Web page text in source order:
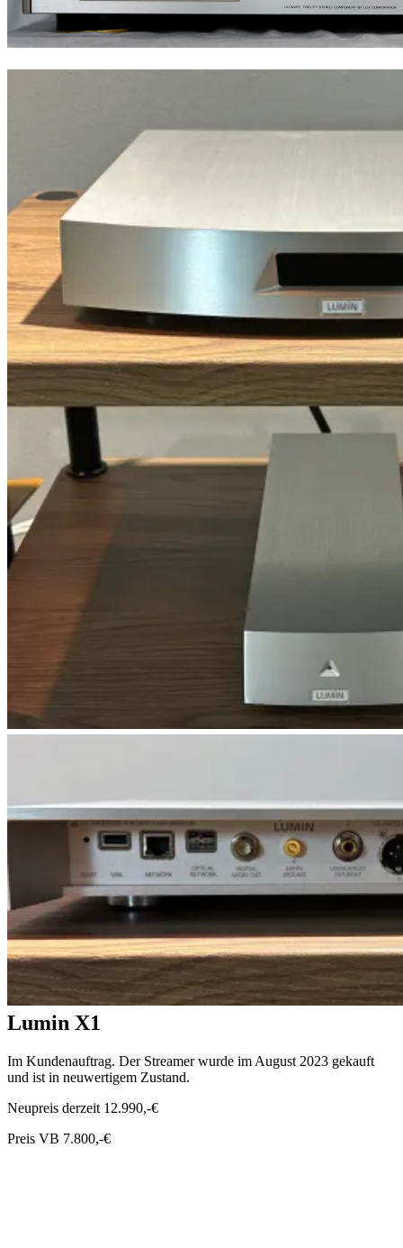
Lumin X1
Im Kundenauftrag. Der Streamer wurde im August 2023 gekauft
und ist in neuwertigem Zustand.
Neupreis derzeit 12.990,-€
Preis VB 7.800,-€